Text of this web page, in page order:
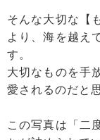
そんな大切な【
より、海を越え
す。
大切なものを手
愛されるのだと
この写真は「二